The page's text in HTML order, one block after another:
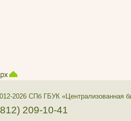
2026 СПб ГБУК «Централизованная
209-10-41